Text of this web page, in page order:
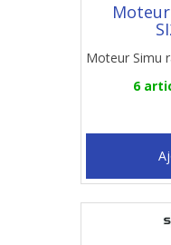
Moteur Simu
6